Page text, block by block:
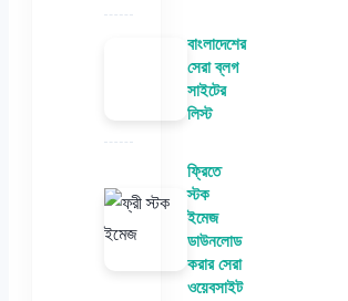
বাংলাদেশের
সেরা ব্লগ
সাইটের
লিস্ট
ফ্রিতে
স্টক
ইমেজ
ডাউনলোড
করার সেরা
ওয়েবসাইট